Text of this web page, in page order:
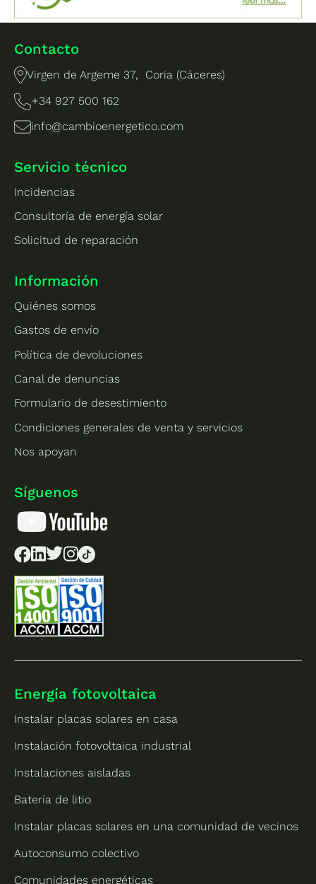
Contacto
Virgen de Argeme 37, Coria (Cáceres)
+34 927 500 162
info@cambioenergetico.com
Servicio técnico
Incidencias
Consultoría de energía solar
Solicitud de reparación
Información
Quiénes somos
Gastos de envío
Política de devoluciones
Canal de denuncias
Formulario de desestimiento
Condiciones generales de venta y servicios
Nos apoyan
Síguenos
Energía fotovoltaica
Instalar placas solares en casa
Instalación fotovoltaica industrial
Instalaciones aisladas
Batería de litio
Instalar placas solares en una comunidad de vecinos
Autoconsumo colectivo
Comunidades energéticas